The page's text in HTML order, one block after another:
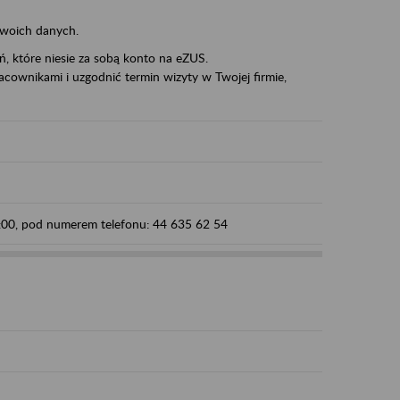
danych.
które niesie za sobą konto na eZUS.
i uzgodnić termin wizyty w Twojej firmie,
pod numerem telefonu: 44 635 62 54